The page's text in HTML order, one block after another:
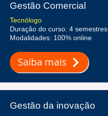
Gestão Comercial
Tecnólogo
Duração do curso: 4 semestres
Modalidades: 100% online
Saiba mais
Gestão da inovação